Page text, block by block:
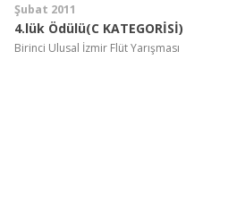
Şubat 2011
4.lük Ödülü(C KATEGORİSİ)
Birinci Ulusal İzmir Flüt Yarışması